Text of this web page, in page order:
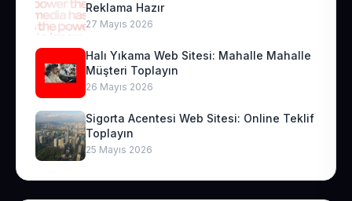
Reklama Hazır
27 Mayıs 2026
Halı Yıkama Web Sitesi: Mahalle Mahalle
Müşteri Toplayın
26 Mayıs 2026
Sigorta Acentesi Web Sitesi: Online Teklif
Toplayın
25 Mayıs 2026